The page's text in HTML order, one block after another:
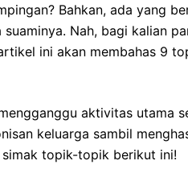
Bahkan, ada yang
Nah, bagi kalian
ini akan membahas 9
aktivitas utama
keluarga sambil
simak topik-topik berikut ini!